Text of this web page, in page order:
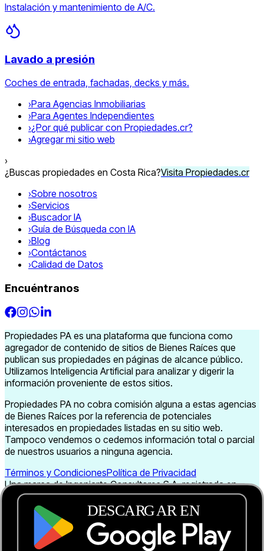
Instalación y mantenimiento de A/C.
Lavado a presión
Coches de entrada, fachadas, decks y más.
›Para Agencias Inmobiliarias
›Para Agentes Independientes
›¿Por qué publicar con Propiedades.cr?
›Agregar mi sitio web
›
¿Buscas propiedades en Costa Rica?Visita Propiedades.cr
›Sobre nosotros
›Servicios
›Buscador IA
›Guía de Búsqueda con IA
›Blog
›Contáctanos
›Calidad de Datos
Encuéntranos
Propiedades PA es una plataforma que funciona como
agregador de contenido de sitios de Bienes Raíces que
publican sus propiedades en páginas de alcance público.
Utilizamos Inteligencia Artificial para analizar y digerir la
información proveniente de estos sitios.
Propiedades PA no cobra comisión alguna a estas agencias
de Bienes Raíces por la referencia de potenciales
interesados en propiedades listadas en su sitio web.
Tampoco vendemos o cedemos información total o parcial
de nuestros usuarios a ninguna agencia.
Términos y CondicionesPolítica de Privacidad
Una marca de Ingeniarte Consultores S.A. registrada en
Panamá
Métodos de pago